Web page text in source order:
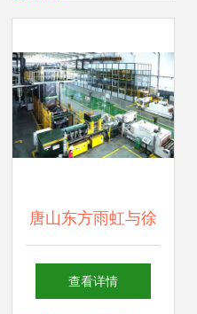
唐山东方雨虹与徐
州卧牛山双双获
查看详情